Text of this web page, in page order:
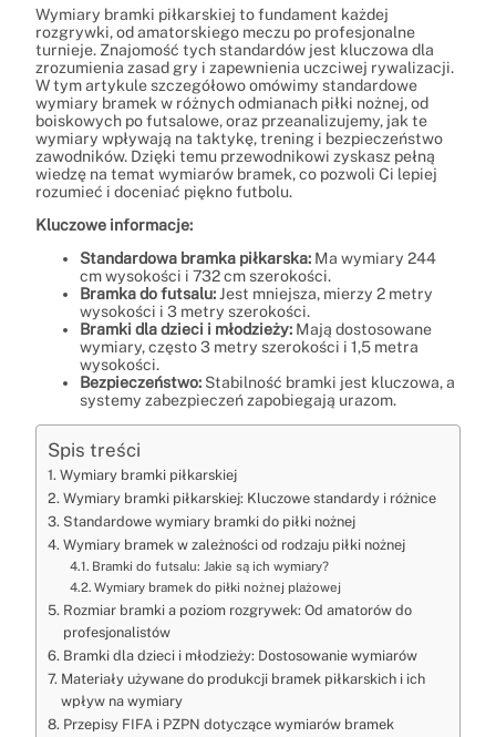
Wymiary bramki piłkarskiej to fundament każdej
rozgrywki, od amatorskiego meczu po profesjonalne
turnieje. Znajomość tych standardów jest kluczowa dla
zrozumienia zasad gry i zapewnienia uczciwej rywalizacji.
W tym artykule szczegółowo omówimy standardowe
wymiary bramek w różnych odmianach piłki nożnej, od
boiskowych po futsalowe, oraz przeanalizujemy, jak te
wymiary wpływają na taktykę, trening i bezpieczeństwo
zawodników. Dzięki temu przewodnikowi zyskasz pełną
wiedzę na temat wymiarów bramek, co pozwoli Ci lepiej
rozumieć i doceniać piękno futbolu.
Kluczowe informacje:
Standardowa bramka piłkarska: Ma wymiary 244
cm wysokości i 732 cm szerokości.
Bramka do futsalu:Jest mniejsza, mierzy 2 metry
wysokości i 3 metry szerokości.
Bramki dla dzieci i młodzieży: Mają dostosowane
wymiary, często 3 metry szerokości i 1,5 metra
wysokości.
Bezpieczeństwo: Stabilność bramki jest kluczowa, a
systemy zabezpieczeń zapobiegają urazom.
Spis treści
Wymiary bramki piłkarskiej
Wymiary bramki piłkarskiej: Kluczowe standardy i różnice
Standardowe wymiary bramki do piłki nożnej
Wymiary bramek w zależności od rodzaju piłki nożnej
Bramki do futsalu: Jakie są ich wymiary?
Wymiary bramek do piłki nożnej plażowej
Rozmiar bramki a poziom rozgrywek: Od amatorów do
profesjonalistów
Bramki dla dzieci i młodzieży: Dostosowanie wymiarów
Materiały używane do produkcji bramek piłkarskich i ich
wpływ na wymiary
Przepisy FIFA i PZPN dotyczące wymiarów bramek